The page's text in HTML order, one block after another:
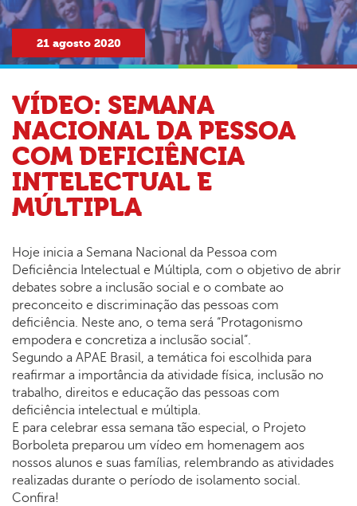
21 agosto2020
VÍDEO: SEMANA
NACIONAL DA PESSOA
COM DEFICIÊNCIA
INTELECTUAL E
MÚLTIPLA
Hoje inicia a Semana Nacional da Pessoa com
Deficiência Intelectual e Múltipla, com o objetivo de abrir
debates sobre a inclusão social e o combate ao
preconceito e discriminação das pessoas com
deficiência. Neste ano, o tema será “Protagonismo
empodera e concretiza a inclusão social”.
Segundo a APAE Brasil, a temática foi escolhida para
reafirmar a importância da atividade física, inclusão no
trabalho, direitos e educação das pessoas com
deficiência intelectual e múltipla.
E para celebrar essa semana tão especial, o Projeto
Borboleta preparou um vídeo em homenagem aos
nossos alunos e suas famílias, relembrando as atividades
realizadas durante o período de isolamento social.
Confira!